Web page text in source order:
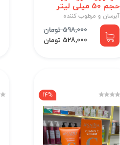
حجم 50 میلی لیتر
آبرسان و مرطوب کننده
598,000 تومان
528,000 تومان
14%